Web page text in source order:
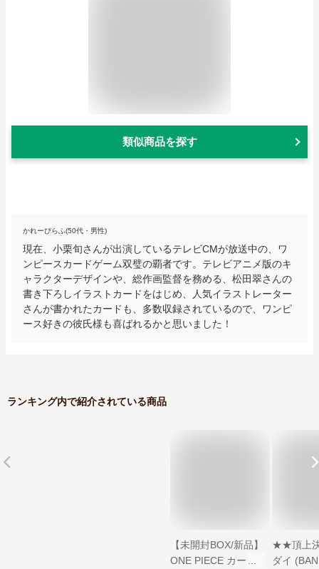
類似商品を探す
かれーぴらふ(50代・男性)
現在、小栗旬さんが出演しているテレビCMが放送中の、ワ
ンピースカードゲーム双璧の覇者です。テレビアニメ版のキ
ャラクターデザインや、総作画監督を務める、松田翠さんの
書き下ろしイラストカードをはじめ、人気イラストレーター
さんが書かれたカードも、多数収録されているので、ワンピ
ース好きの彼氏様も喜ばれるかと思いました！
ランキング内で紹介されている商品
【未開封BOX/新品】
ONE PIECE カード
★★頂上
ダイ